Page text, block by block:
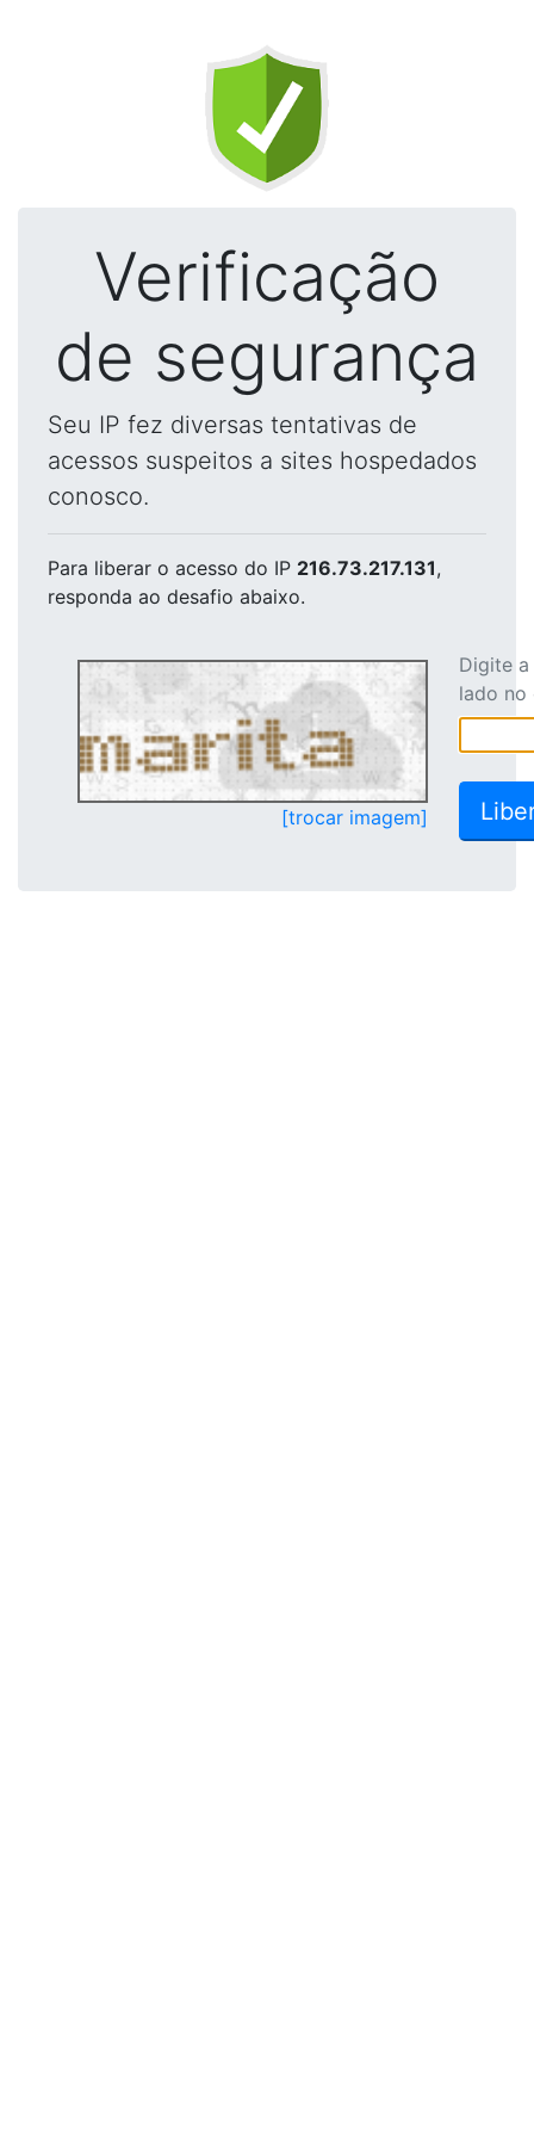
Verificação
de segurança
Seu IP fez diversas tentativas de
acessos suspeitos a sites hospedados
conosco.
Para liberar o acesso do IP 216.73.217.131,
responda ao desafio abaixo.
[trocar imagem]
Digite
lado no